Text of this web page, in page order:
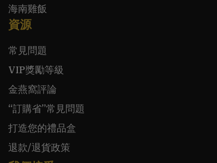
海南雞飯
資源
常見問題
VIP獎勵等級
金燕窩評論
“訂購省”常見問題
打造您的禮品盒
退款/退貨政策